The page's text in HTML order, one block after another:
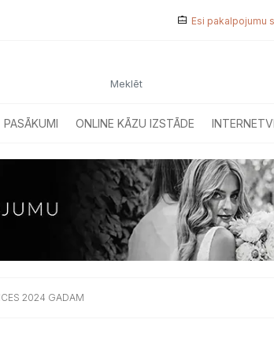
Esi pakalpojumu
PASĀKUMI ONLINE KĀZU IZSTĀDE
2024 GADAM